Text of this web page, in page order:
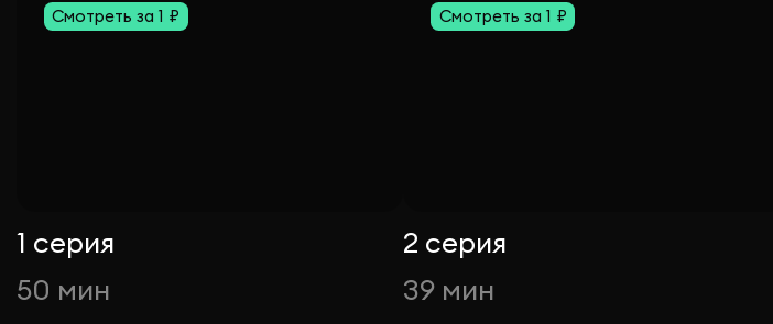
Смотреть за 1 ₽
1 серия
50 мин
Смотреть за 1 ₽
2 серия
39 мин